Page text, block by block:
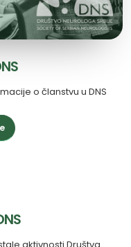
o članstvu u DNS